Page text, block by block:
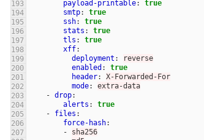
payload-printable:
true
smtp:
true
ssh:
true
stats :
true
tls :
true
xff:
deployment :
reverse
enabled :
true
header:
X-Forwarded-For
mode:
extra-data
- drop:
alerts :
true
-
files :
force-hash:
-
sha256